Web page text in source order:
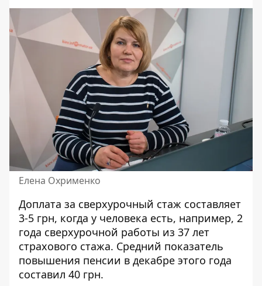
Елена Охрименко
Доплата за сверхурочный стаж составляет
3-5 грн, когда у человека есть, например, 2
года сверхурочной работы из 37 лет
страхового стажа. Средний показатель
повышения пенсии в декабре этого года
составил 40 грн.